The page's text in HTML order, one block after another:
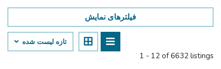
1 - 12 of 6632 listings
فیلترهای نمایش
تازه لیست شده